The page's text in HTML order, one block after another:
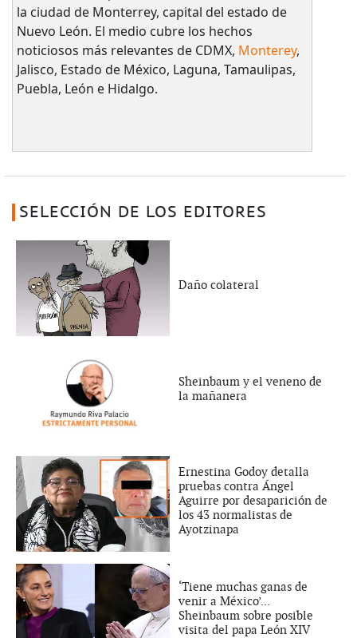
la ciudad de Monterrey, capital del estado de
Nuevo León. El medio cubre los hechos
noticiosos más relevantes de CDMX, Monterey,
Jalisco, Estado de México, Laguna, Tamaulipas,
Puebla, León e Hidalgo.
SELECCIÓN DE LOS EDITORES
Daño colateral
Sheinbaum y el veneno de
la mañanera
Ernestina Godoy detalla
pruebas contra Ángel
Aguirre por desaparición de
los 43 normalistas de
Ayotzinapa
‘Tiene muchas ganas de
venir a México’...
Sheinbaum sobre posible
visita del papa León XIV